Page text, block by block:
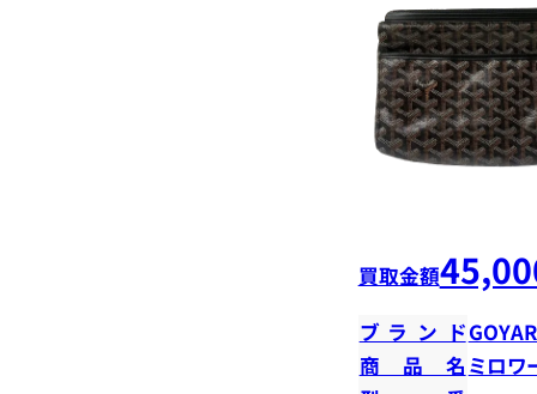
買取金額
ブランド
商品名 ミロワ